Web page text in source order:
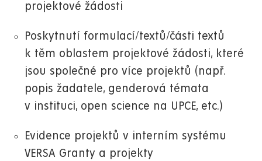
projektové žádosti
Poskytnutí formulací/textů/části textů
k těm oblastem projektové žádosti, které
jsou společné pro více projektů (např.
popis žadatele, genderová témata
v instituci, open science na UPCE, etc.)
Evidence projektů v interním systému
VERSA Granty a projekty